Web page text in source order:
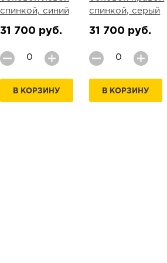
спинкой, синий
31 700 руб.
В КОРЗИНУ
спинкой, серый
31 700 руб.
В КОРЗИНУ